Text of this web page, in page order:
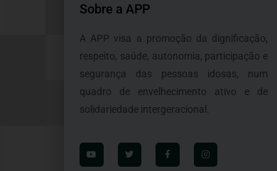
Sobre a APP
A APP visa a promoção da dignificação,
respeito, saúde, autonomia, participação e
segurança das pessoas idosas, num
quadro de envelhecimento ativo e de
solidariedade intergeracional.